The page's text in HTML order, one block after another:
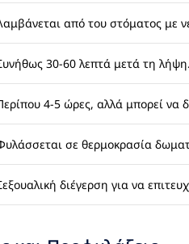
από του στόματος με
30-60 λεπτά μετά τη
4-5 ώρες, αλλά μπορεί να
σε θερμοκρασία
διέγερση για να